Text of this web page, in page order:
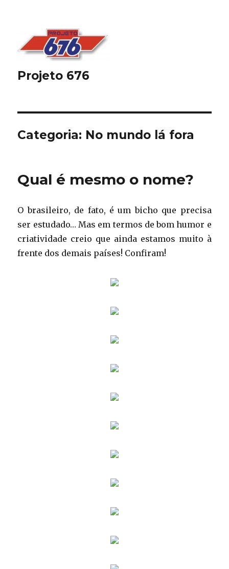
Projeto 676
Categoria: No mundo lá fora
Qual é mesmo o nome?
O brasileiro, de fato, é um bicho que precisa
ser estudado… Mas em termos de bom humor e
criatividade creio que ainda estamos muito à
frente dos demais países! Confiram!